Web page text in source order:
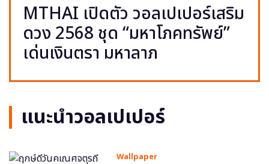
MTHAI เปิดตัว วอลเปเปอร์เสริม
ดวง 2568 ชุด “มหาโภคทรัพย์”
เด่นเงินตรา มหาลาภ
แนะนำวอลเปเปอร์
Wallpaper